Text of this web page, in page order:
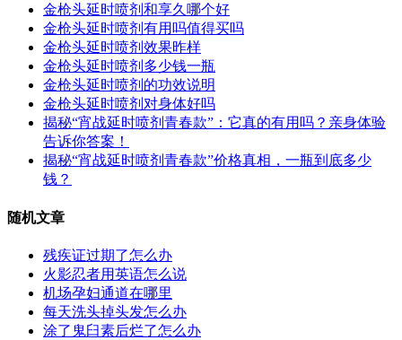
金枪头延时喷剂和享久哪个好
金枪头延时喷剂有用吗值得买吗
金枪头延时喷剂效果昨样
金枪头延时喷剂多少钱一瓶
金枪头延时喷剂的功效说明
金枪头延时喷剂对身体好吗
揭秘“宵战延时喷剂青春款”：它真的有用吗？亲身体验
告诉你答案！
揭秘“宵战延时喷剂青春款”价格真相，一瓶到底多少
钱？
随机文章
残疾证过期了怎么办
火影忍者用英语怎么说
机场孕妇通道在哪里
每天洗头掉头发怎么办
涂了鬼臼素后烂了怎么办